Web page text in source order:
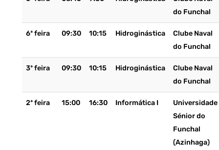
do Funchal
6ª feira 09:30 10:15 Hidroginástica
Clube Naval
do Funchal
3ª feira 09:30 10:15 Hidroginástica
Clube Naval
do Funchal
2ª feira 15:00 16:30 Informática I
Universidade
Sénior do
Funchal
(Azinhaga)